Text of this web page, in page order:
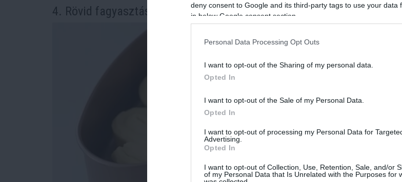
deny consent to Google and its third-party tags to use your data
in below Google consent section.
Personal Data Processing Opt Outs
I want to opt-out of the Sharing of my personal data.
Opted In
I want to opt-out of the Sale of my Personal Data.
Opted In
I want to opt-out of processing my Personal Data for
Advertising.
Opted In
I want to opt-out of Collection, Use, Retention, Sale, and/or
of my Personal Data that Is Unrelated with the Purposes for
4. Rövid fagyasztás és formázás